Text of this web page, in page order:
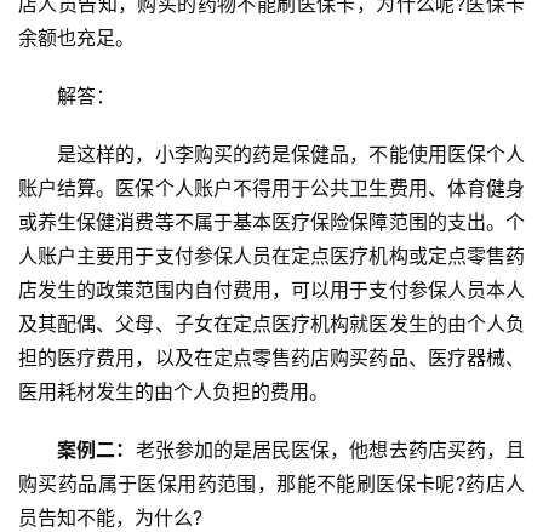
余额也充足。
解答：
是这样的，小李购买的药是保健品，不能使用医保个人
账户结算。医保个人账户不得用于公共卫生费用、体育健身
或养生保健消费等不属于基本医疗保险保障范围的支出。个
人账户主要用于支付参保人员在定点医疗机构或定点零售药
店发生的政策范围内自付费用，可以用于支付参保人员本人
及其配偶、父母、子女在定点医疗机构就医发生的由个人负
担的医疗费用，以及在定点零售药店购买药品、医疗器械、
医用耗材发生的由个人负担的费用。
案例二： 老张参加的是居民医保，他想去药店买药，且
购买药品属于医保用药范围，那能不能刷医保卡呢?药店人
员告知不能，为什么?